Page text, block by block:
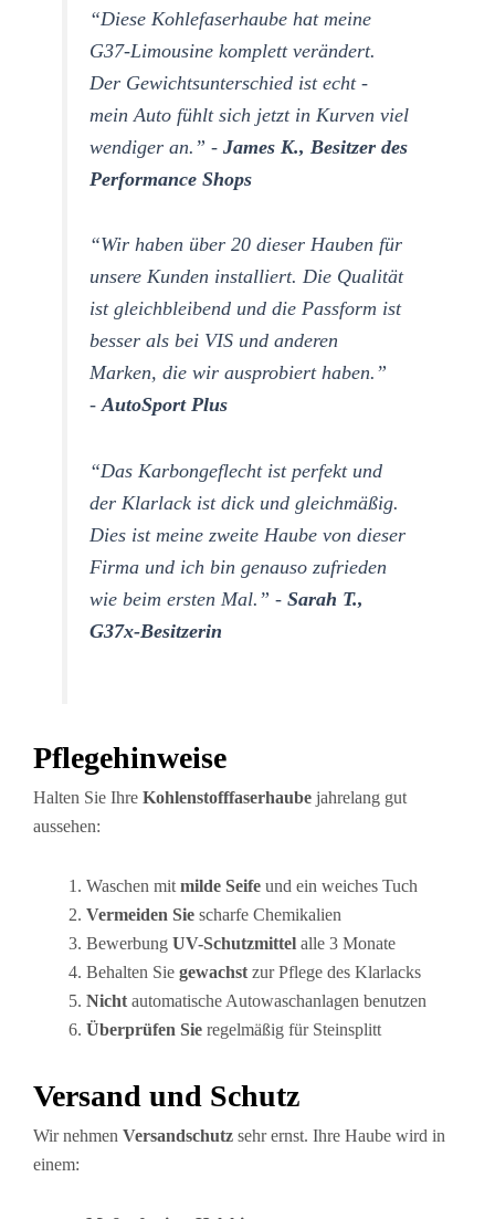
“Diese Kohlefaserhaube hat meine
G37-Limousine komplett verändert.
Der Gewichtsunterschied ist echt -
mein Auto fühlt sich jetzt in Kurven viel
wendiger an.” -James K., Besitzer des
Performance Shops
“Wir haben über 20 dieser Hauben für
unsere Kunden installiert. Die Qualität
ist gleichbleibend und die Passform ist
besser als bei VIS und anderen
Marken, die wir ausprobiert haben.”
-AutoSport Plus
“Das Karbongeflecht ist perfekt und
der Klarlack ist dick und gleichmäßig.
Dies ist meine zweite Haube von dieser
Firma und ich bin genauso zufrieden
wie beim ersten Mal.” -Sarah T.,
G37x-Besitzerin
Pflegehinweise
Halten Sie Ihre Kohlenstofffaserhaube jahrelang gut
aussehen:
Waschen mit milde Seife und ein weiches Tuch
Vermeiden Sie scharfe Chemikalien
Bewerbung UV-Schutzmittel alle 3 Monate
Behalten Sie gewachst zur Pflege des Klarlacks
Nicht automatische Autowaschanlagen benutzen
Überprüfen Sie regelmäßig für Steinsplitt
Versand und Schutz
Wir nehmen Versandschutz sehr ernst. Ihre Haube wird in
einem: